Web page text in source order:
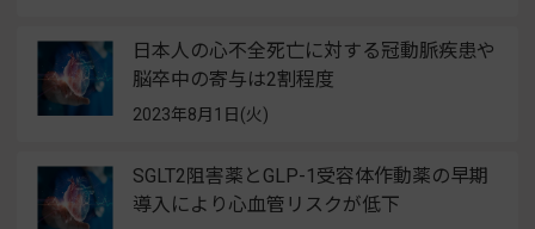
日本人の心不全死亡に対する冠動脈疾患や
脳卒中の寄与は2割程度
2023年8月1日(火)
SGLT2阻害薬とGLP-1受容体作動薬の早期
導入により心血管リスクが低下